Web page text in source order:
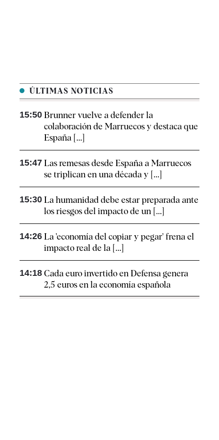
ÚLTIMAS NOTICIAS
15:50 Brunner vuelve a defender la
colaboración de Marruecos y destaca que
España [...]
15:47 Las remesas desde España a Marruecos
se triplican en una década y [...]
15:30 La humanidad debe estar preparada ante
los riesgos del impacto de un [...]
14:26 La 'economía del copiar y pegar' frena el
impacto real de la [...]
14:18 Cada euro invertido en Defensa genera
2,5 euros en la economía española